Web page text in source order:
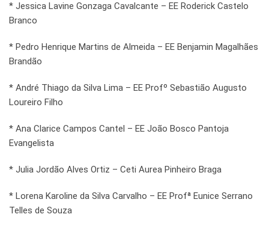
* Jessica Lavine Gonzaga Cavalcante – EE Roderick Castelo
Branco
* Pedro Henrique Martins de Almeida – EE Benjamin Magalhães
Brandão
* André Thiago da Silva Lima – EE Profº Sebastião Augusto
Loureiro Filho
* Ana Clarice Campos Cantel – EE João Bosco Pantoja
Evangelista
* Julia Jordão Alves Ortiz – Ceti Aurea Pinheiro Braga
* Lorena Karoline da Silva Carvalho – EE Profª Eunice Serrano
Telles de Souza